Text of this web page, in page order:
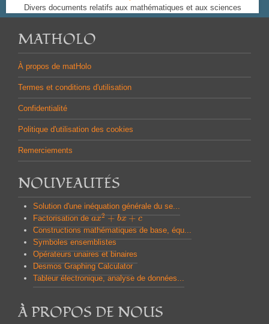
Divers documents relatifs aux mathématiques et aux sciences
MATHOLO
À propos de matHolo
Termes et conditions d'utilisation
Confidentialité
Politique d'utilisation des cookies
Remerciements
NOUVEAUTÉS
Solution d'une inéquation générale du se...
Factorisation deax2 + bx + c
ax2+bx +c
Constructions mathématiques de base, équ...
Symboles ensemblistes
Opérateurs unaires et binaires
Desmos Graphing Calculator
Tableur électronique, analyse de données...
À PROPOS DE NOUS